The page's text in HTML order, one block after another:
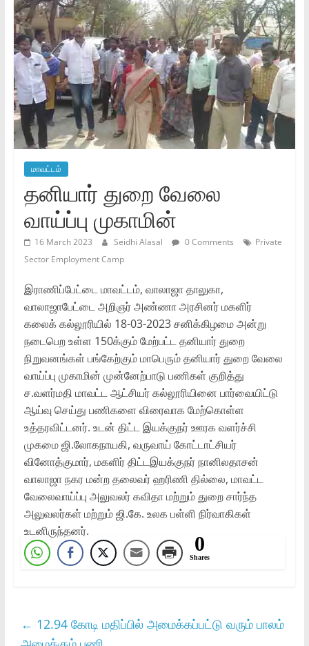
மாவட்டம்
தனியார் துறை வேலை
வாய்ப்பு முகாமின்
16 March 2023 Seidhi Alasal 0 Comments
Private
Sector Employment Camp
இராணிப்பேட்டை மாவட்டம், வாலாஜா தாலுகா,
வாலாஜாபேட்டை அறிஞர் அண்ணா அரசினர் மகளிர்
கலைக் கல்லூரியில் 18-03-2023 சனிக்கிழமை அன்று
நடைபெற உள்ள 150க்கும் மேற்பட்ட தனியார் துறை
நிறுவனங்கள் பங்கேற்கும் மாபெரும் தனியார் துறை வேலை
வாய்ப்பு முகாமின் முன்னேற்பாடு பணிகள் குறித்து
ச.வளர்மதி மாவட்ட ஆட்சியர் கல்லூரியினை பார்வையிட்டு
ஆய்வு செய்து பணிகளை விரைவாக மேற்கொள்ள
உத்தரவிட்டனர். உடன் திட்ட இயக்குநர் ஊரக வளர்ச்சி
முகமை ஜி.லோகநாயகி, வருவாய் கோட்டாட்சியர்
வினோத்குமார், மகளிர் திட்டஇயக்குநர் நானிலதாசன்
வாலாஜா நகர மன்ற தலைவர் ஹரிணி தில்லை, மாவட்ட
வேலைவாய்ப்பு அலுவலர் கவிதா மற்றும் துறை சார்ந்த
அலுவலர்கள் மற்றும் ஜி.கே. உலக பள்ளி நிர்வாகிகள்
உடனிருந்தனர்.
0
Shares
← 12.94 கோடி மதிப்பில் அமைக்கப்பட்டு வரும் பாலம்